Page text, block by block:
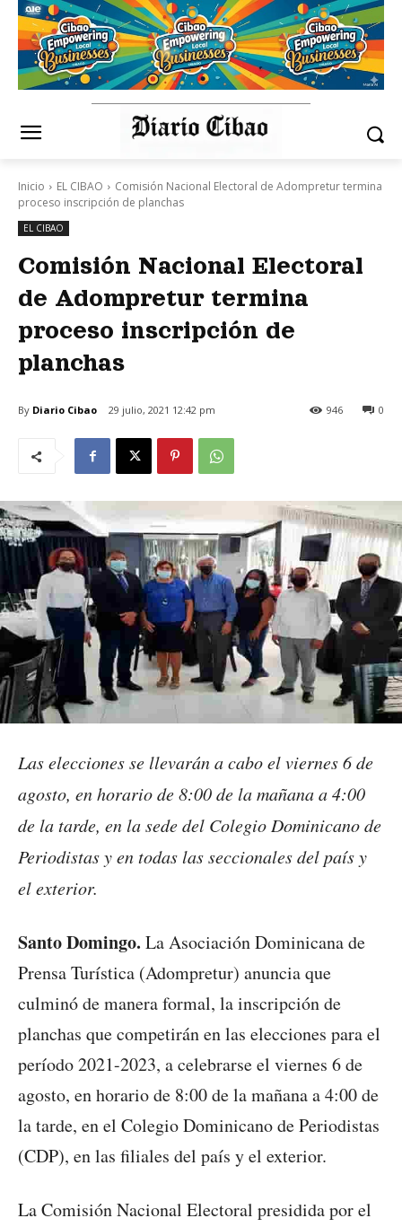
Inicio EL CIBAO
Comisión Nacional Electoral de Adompretur termina
proceso inscripción de planchas
EL CIBAO
Comisión Nacional Electoral
de Adompretur termina
proceso inscripción de
planchas
By Diario Cibao 29 julio, 2021 12:42 pm 0
946
Las elecciones se llevarán a cabo el viernes 6 de
agosto, en horario de 8:00 de la mañana a 4:00
de la tarde, en la sede del Colegio Dominicano de
Periodistas y en todas las seccionales del país y
el exterior.
Santo Domingo. La Asociación Dominicana de
Prensa Turística (Adompretur) anuncia que
culminó de manera formal, la inscripción de
planchas que competirán en las elecciones para el
período 2021-2023, a celebrarse el viernes 6 de
agosto, en horario de 8:00 de la mañana a 4:00 de
la tarde, en el Colegio Dominicano de Periodistas
(CDP), en las filiales del país y el exterior.
La Comisión Nacional Electoral presidida por el